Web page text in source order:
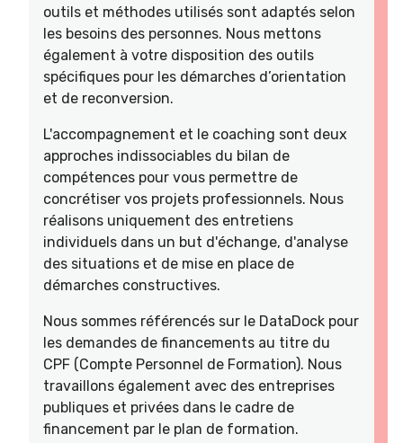
outils et méthodes utilisés sont adaptés selon
les besoins des personnes. Nous mettons
également à votre disposition des outils
spécifiques pour les démarches d’orientation
et de reconversion.
L'accompagnement et le coaching sont deux
approches indissociables du bilan de
compétences pour vous permettre de
concrétiser vos projets professionnels. Nous
réalisons uniquement des entretiens
individuels dans un but d'échange, d'analyse
des situations et de mise en place de
démarches constructives.
Nous sommes référencés sur le DataDock pour
les demandes de financements au titre du
CPF (Compte Personnel de Formation). Nous
travaillons également avec des entreprises
publiques et privées dans le cadre de
financement par le plan de formation.